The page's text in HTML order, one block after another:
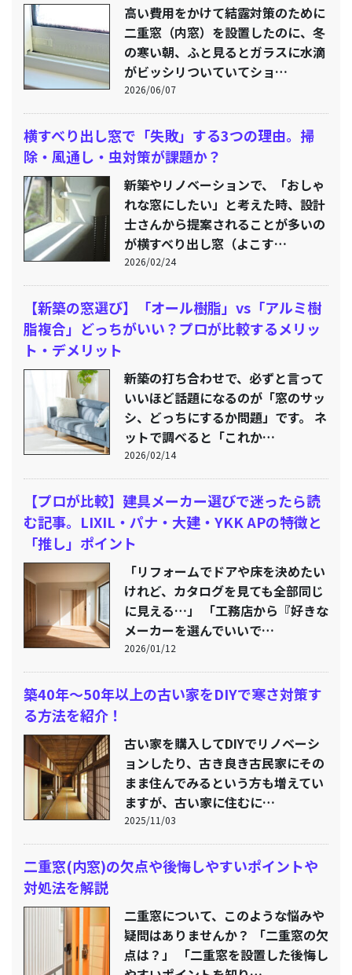
高い費用をかけて結露対策のために
二重窓（内窓）を設置したのに、冬
の寒い朝、ふと見るとガラスに水滴
がビッシリついていてショ…
2026/06/07
横すべり出し窓で「失敗」する3つの理由。掃
除・風通し・虫対策が課題か？
新築やリノベーションで、「おしゃ
れな窓にしたい」と考えた時、設計
士さんから提案されることが多いの
が横すべり出し窓（よこす…
2026/02/24
【新築の窓選び】「オール樹脂」vs「アルミ樹
脂複合」どっちがいい？プロが比較するメリッ
ト・デメリット
新築の打ち合わせで、必ずと言って
いいほど話題になるのが「窓のサッ
シ、どっちにするか問題」です。 ネ
ットで調べると「これか…
2026/02/14
【プロが比較】建具メーカー選びで迷ったら読
む記事。LIXIL・パナ・大建・YKK APの特徴と
「推し」ポイント
「リフォームでドアや床を決めたい
けれど、カタログを見ても全部同じ
に見える…」 「工務店から『好きな
メーカーを選んでいいで…
2026/01/12
築40年〜50年以上の古い家をDIYで寒さ対策す
る方法を紹介！
古い家を購入してDIYでリノベーシ
ョンしたり、古き良き古民家にその
まま住んでみるという方も増えてい
ますが、古い家に住むに…
2025/11/03
二重窓(内窓)の欠点や後悔しやすいポイントや
対処法を解説
二重窓について、このような悩みや
疑問はありませんか？ 「二重窓の欠
点は？」 「二重窓を設置した後悔し